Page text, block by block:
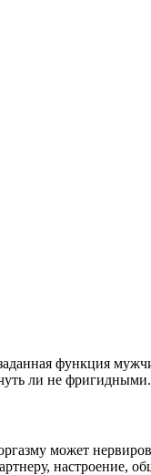
функция
ли не фригидными.
может
настроение,